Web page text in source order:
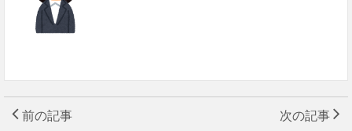
前の記事 次の記事